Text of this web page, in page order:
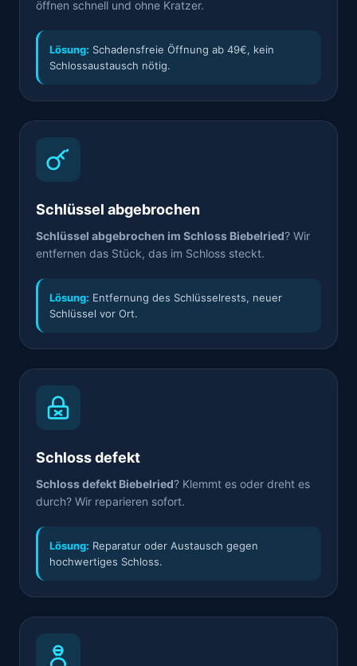
öffnen schnell und ohne Kratzer.
Lösung: Schadensfreie Öffnung ab 49€, kein
Schlossaustausch nötig.
Schlüssel abgebrochen
Schlüssel abgebrochen im Schloss Biebelried? Wir
entfernen das Stück, das im Schloss steckt.
Lösung: Entfernung des Schlüsselrests, neuer
Schlüssel vor Ort.
Schloss defekt
Schloss defekt Biebelried? Klemmt es oder dreht es
durch? Wir reparieren sofort.
Lösung: Reparatur oder Austausch gegen
hochwertiges Schloss.